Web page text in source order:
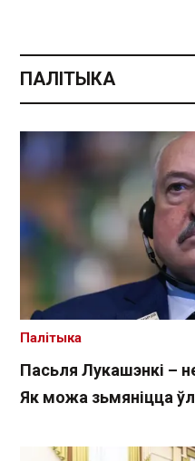
ПАЛІТЫКА
Пасьля Лукашэнкі –
Як можа зьмяніцца
Палітыка